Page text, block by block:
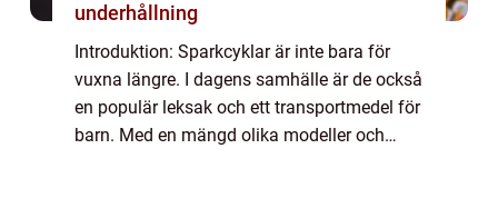
underhållning
Introduktion: Sparkcyklar är inte bara för
vuxna längre. I dagens samhälle är de också
en populär leksak och ett transportmedel för
barn. Med en mängd olika modeller och